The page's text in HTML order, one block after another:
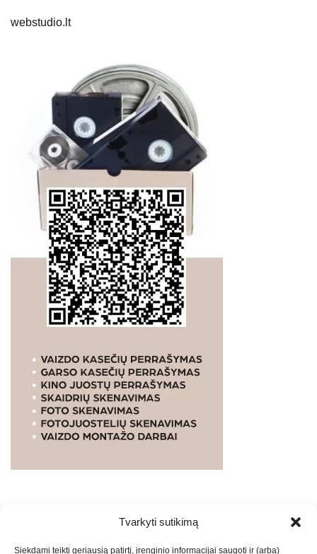
Tvarkyti sutikimą
Siekdami teikti geriausią patirtį, įrenginio informacijai saugoti ir (arba)
webstudio.lt